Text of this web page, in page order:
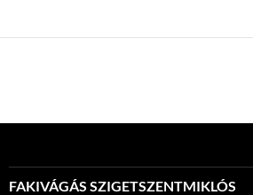
FAKIVÁGÁS SZIGETSZENTMIKLÓS